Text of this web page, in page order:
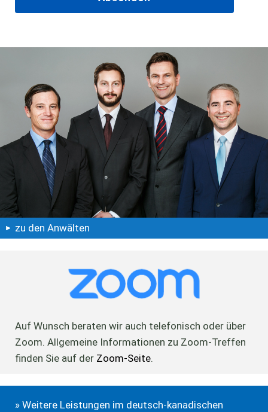
zu den Anwälten
Auf Wunsch beraten wir auch telefonisch oder über
Zoom. Allgemeine Informationen zu Zoom-Treffen
finden Sie auf der Zoom-Seite.
» Weitere Leistungen im deutsch-kanadischen